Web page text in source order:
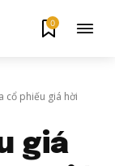
0
cổ phiếu giá hời
giá